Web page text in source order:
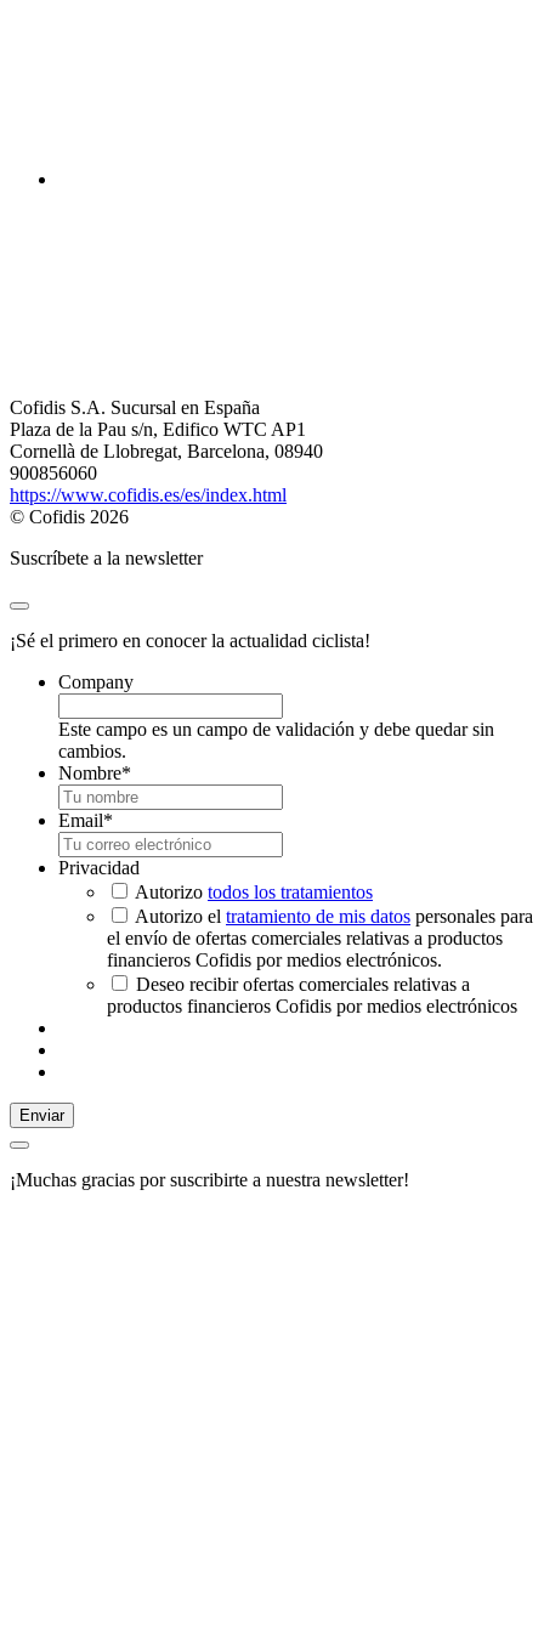
Cofidis S.A. Sucursal en España
Plaza de la Pau s/n, Edifico WTC AP1
Cornellà de Llobregat, Barcelona, 08940
900856060
https://www.cofidis.es/es/index.html
© Cofidis 2026
Suscríbete a la newsletter
¡Sé el primero en conocer la actualidad ciclista!
Company
Este campo es un campo de validación y debe quedar sin
cambios.
Nombre*
Email*
Privacidad
Autorizo todos los tratamientos
Autorizo el tratamiento de mis datos personales para
el envío de ofertas comerciales relativas a productos
financieros Cofidis por medios electrónicos.
Deseo recibir ofertas comerciales relativas a
productos financieros Cofidis por medios electrónicos
Enviar
¡Muchas gracias por suscribirte a nuestra newsletter!